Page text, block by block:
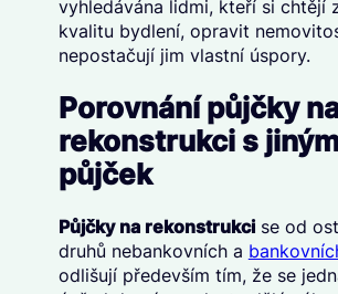
vyhledávána lidmi, kteří si chtějí
kvalitu bydlení, opravit
nepostačují jim vlastní úspory.
Porovnání půjčky
rekonstrukci s
půjček
Půjčky na rekonstrukcise od
druhů nebankovních a
odlišují především tím, že se